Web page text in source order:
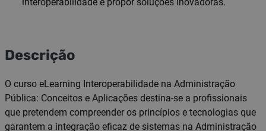
Descrição
O curso eLearning Interoperabilidade na Administração
Pública: Conceitos e Aplicações destina-se a profissionais
que pretendem compreender os princípios e tecnologias que
garantem a integração eficaz de sistemas na Administração